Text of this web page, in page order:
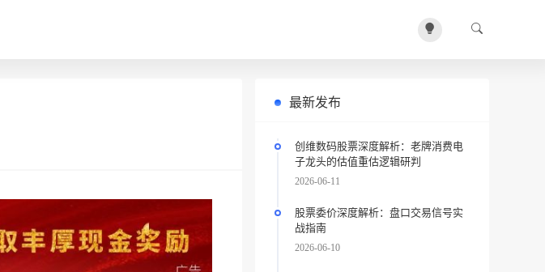
最新发布
创维数码股票深度解析：老牌消费电
子龙头的估值重估逻辑研判
2026-06-11
股票委价深度解析：盘口交易信号实
战指南
2026-06-10